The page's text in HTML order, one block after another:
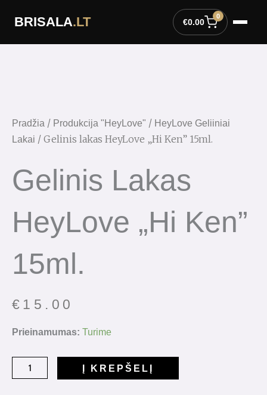
BRISALA.LT €0.00
0
Pradžia / Produkcija "HeyLove" / HeyLove Geliiniai
Lakai / Gelinis lakas HeyLove „Hi Ken” 15ml.
Gelinis Lakas
HeyLove „Hi Ken”
15ml.
€ 15.00
Prieinamumas: Turime
"Hi
Ken"
Į KREPŠELĮ